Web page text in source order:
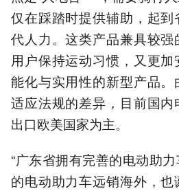
仅在踩踏时提供辅助，起
代人力。这类产品兼具较
用户保持运动习惯，又更
能化与实用性的新型产品
适应法规的差异，目前国
出口欧美国家为主。
“广东省拥有完善的电动助
的电动助力车远销海外，